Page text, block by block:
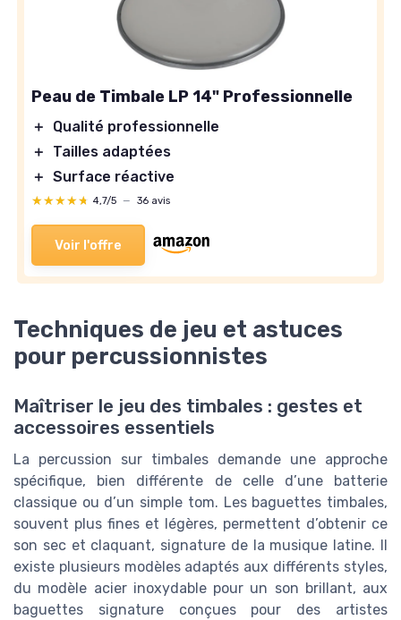
Peau de Timbale LP 14" Professionnelle
＋
Qualité professionnelle
＋
Tailles adaptées
＋ Surface réactive
★★★★★
★★★★★ 4,7/5 — 36 avis
Voir l'offre
Techniques de jeu et astuces
pour percussionnistes
Maîtriser le jeu des timbales : gestes et
accessoires essentiels
La percussion sur timbales demande une approche
spécifique, bien différente de celle d’une batterie
classique ou d’un simple tom. Les baguettes timbales,
souvent plus fines et légères, permettent d’obtenir ce
son sec et claquant, signature de la musique latine. Il
existe plusieurs modèles adaptés aux différents styles,
du modèle acier inoxydable pour un son brillant, aux
baguettes signature conçues pour des artistes